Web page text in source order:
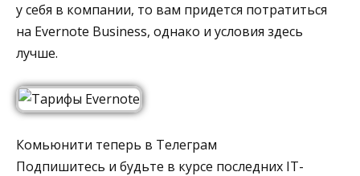
у себя в компании, то вам придется потратиться
на Evernote Business, однако и условия здесь
лучше.
Комьюнити теперь в Телеграм
Подпишитесь и будьте в курсе последних IT-